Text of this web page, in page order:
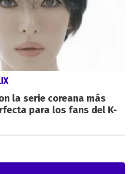
la serie coreana más
para los fans del K-